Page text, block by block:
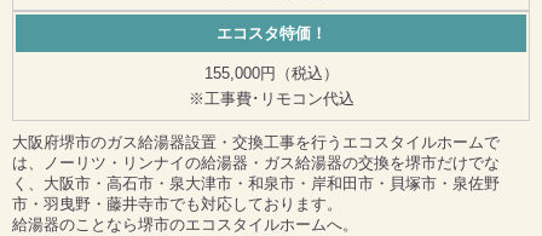
エコスタ特価！
155,000円（税込）
※工事費･リモコン代込
大阪府堺市のガス給湯器設置・交換工事を行うエコスタイルホームで
は、ノーリツ・リンナイの給湯器・ガス給湯器の交換を堺市だけでな
く、大阪市・高石市・泉大津市・和泉市・岸和田市・貝塚市・泉佐野
市・羽曳野・藤井寺市でも対応しております。
給湯器のことなら堺市のエコスタイルホームへ。